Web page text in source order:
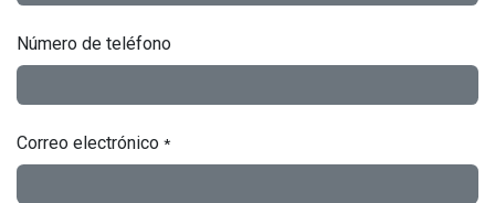
Número de teléfono
Correo electrónico *